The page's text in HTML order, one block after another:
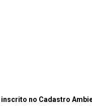
inscrito no Cadastro